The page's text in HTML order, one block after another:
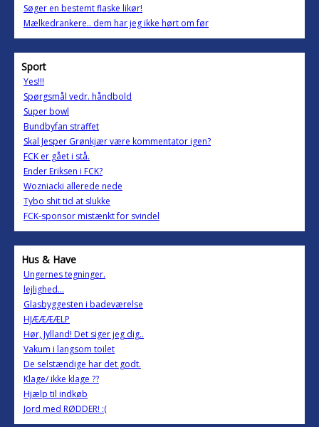
Søger en bestemt flaske likør!
Mælkedrankere.. dem har jeg ikke hørt om før
Sport
Yes!!!
Spørgsmål vedr. håndbold
Super bowl
Bundbyfan straffet
Skal Jesper Grønkjær være kommentator igen?
FCK er gået i stå.
Ender Eriksen i FCK?
Wozniacki allerede nede
Tybo shit tid at slukke
FCK-sponsor mistænkt for svindel
Hus & Have
Ungernes tegninger.
lejlighed...
Glasbyggesten i badeværelse
HJÆÆÆÆLP
Hør, Jylland! Det siger jeg dig..
Vakum i langsom toilet
De selstændige har det godt.
Klage/ ikke klage ??
Hjælp til indkøb
Jord med RØDDER! :(